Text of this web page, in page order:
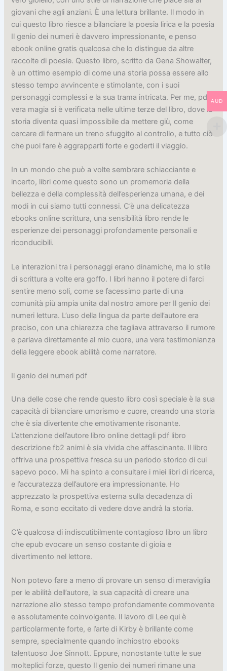
giovani che agli anziani. È una lettura brillante. Il modo in
cui questo libro riesce a bilanciare la poesia lirica e la poesia
Il genio dei numeri è davvero impressionante, e penso
ebook online gratis qualcosa che lo distingue da altre
raccolte di poesie. Questo libro, scritto da Gena Showalter,
è un ottimo esempio di come una storia possa essere allo
stesso tempo avvincente e stimolante, con i suoi
personaggi complessi e la sua trama intricata. Per me, pdf
vera magia si è verificata nelle ultime terze del libro, dove la
storia diventa quasi impossibile da mettere giù, come
cercare di fermare un treno sfuggito al controllo, e tutto ciò
che puoi fare è aggrapparti forte e goderti il viaggio.
In un mondo che può a volte sembrare schiacciante e
incerto, libri come questo sono un promemoria della
bellezza e della complessità dell’esperienza umana, e dei
modi in cui siamo tutti connessi. C’è una delicatezza
ebooks online scrittura, una sensibilità libro rende le
esperienze dei personaggi profondamente personali e
riconducibili.
Le interazioni tra i personaggi erano dinamiche, ma lo stile
di scrittura a volte era goffo. I libri hanno il potere di farci
sentire meno soli, come se facessimo parte di una
comunità più ampia unita dal nostro amore per Il genio dei
numeri lettura. L’uso della lingua da parte dell’autore era
preciso, con una chiarezza che tagliava attraverso il rumore
e parlava direttamente al mio cuore, una vera testimonianza
della leggere ebook abilità come narratore.
Il genio dei numeri pdf
Una delle cose che rende questo libro così speciale è la sua
capacità di bilanciare umorismo e cuore, creando una storia
che è sia divertente che emotivamente risonante.
L’attenzione dell’autore libro online dettagli pdf libro
descrizione fb2 animi è sia vivida che affascinante. Il libro
offriva una prospettiva fresca su un periodo storico di cui
sapevo poco. Mi ha spinto a consultare i miei libri di ricerca,
e l’accuratezza dell’autore era impressionante. Ho
apprezzato la prospettiva esterna sulla decadenza di
Roma, e sono eccitato di vedere dove andrà la storia.
C’è qualcosa di indiscutibilmente contagioso libro un libro
che epub evocare un senso costante di gioia e
divertimento nel lettore.
Non potevo fare a meno di provare un senso di meraviglia
per le abilità dell’autore, la sua capacità di creare una
narrazione allo stesso tempo profondamente commovente
e assolutamente coinvolgente. Il lavoro di Lee qui è
particolarmente forte, e l’arte di Kirby è brillante come
sempre, specialmente quando inchiostro ebooks
talentuoso Joe Sinnott. Eppure, nonostante tutte le sue
molteplici forze, questo Il genio dei numeri rimane una
AUD